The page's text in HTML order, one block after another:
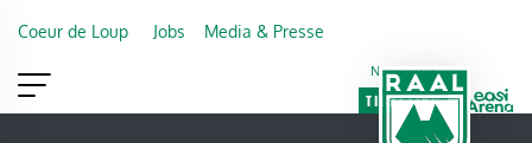
Coeur de Loup Jobs Media & Presse
Newsletter
TICKETING
VIP